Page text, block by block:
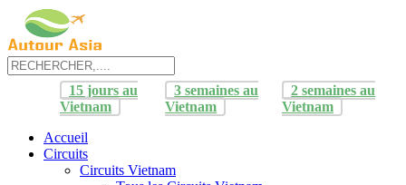
15 jours au
Vietnam
3 semaines au
Vietnam
2 semaines au
Vietnam
Accueil
Circuits
Circuits Vietnam